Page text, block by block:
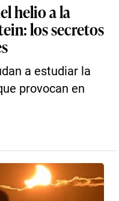
helio a la
los secretos
a estudiar la
provocan en